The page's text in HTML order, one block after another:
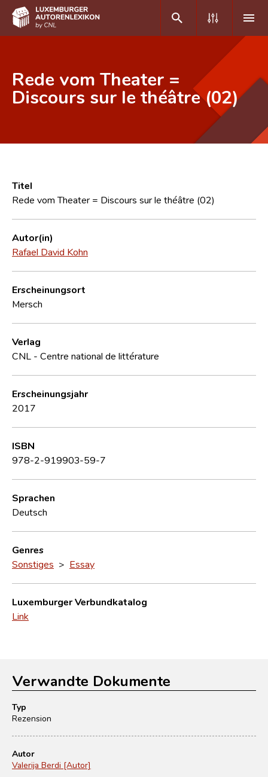
DE
Häufige Fragen und Antworten
CNL
Forschungsgruppe
Kontakt
Rede vom Theater =
Discours sur le théâtre (02)
Titel
Rede vom Theater = Discours sur le théâtre (02)
Autor(in)
Rafael David Kohn
Erscheinungsort
Mersch
Verlag
CNL - Centre national de littérature
Erscheinungsjahr
2017
ISBN
978-2-919903-59-7
Sprachen
Deutsch
Genres
Sonstiges > Essay
Luxemburger Verbundkatalog
Link
Verwandte Dokumente
Typ
Rezension
Autor
Valerija Berdi [Autor]